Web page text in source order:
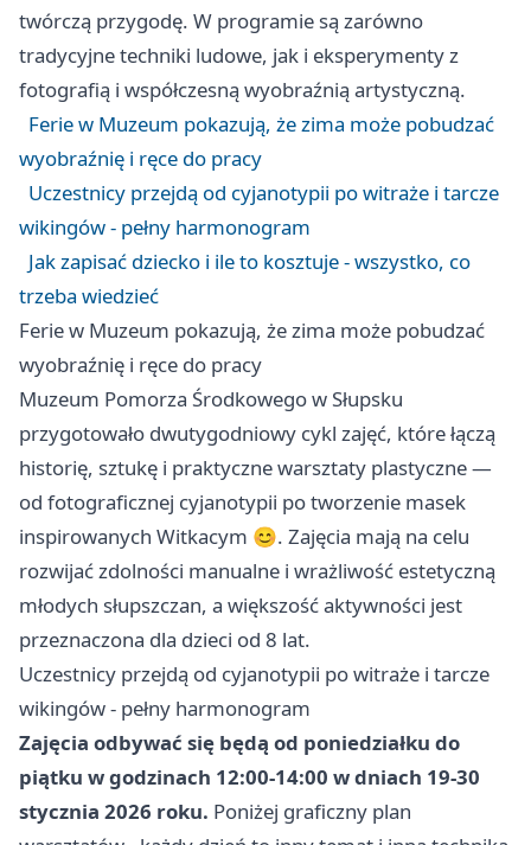
twórczą przygodę. W programie są zarówno
tradycyjne techniki ludowe, jak i eksperymenty z
fotografią i współczesną wyobraźnią artystyczną.
Ferie w Muzeum pokazują, że zima może pobudzać
wyobraźnię i ręce do pracy
Uczestnicy przejdą od cyjanotypii po witraże i tarcze
wikingów - pełny harmonogram
Jak zapisać dziecko i ile to kosztuje - wszystko, co
trzeba wiedzieć
Ferie w Muzeum pokazują, że zima może pobudzać
wyobraźnię i ręce do pracy
Muzeum Pomorza Środkowego w Słupsku
przygotowało dwutygodniowy cykl zajęć, które łączą
historię, sztukę i praktyczne warsztaty plastyczne —
od fotograficznej cyjanotypii po tworzenie masek
inspirowanych Witkacym 😊. Zajęcia mają na celu
rozwijać zdolności manualne i wrażliwość estetyczną
młodych słupszczan, a większość aktywności jest
przeznaczona dla dzieci od 8 lat.
Uczestnicy przejdą od cyjanotypii po witraże i tarcze
wikingów - pełny harmonogram
Zajęcia odbywać się będą od poniedziałku do
piątku w godzinach 12:00-14:00 w dniach 19-30
stycznia 2026 roku. Poniżej graficzny plan